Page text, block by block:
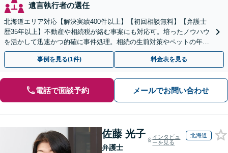
遺言執行者の選任
北海道エリア対応【解決実績400件以上】【初回相談無料】【弁護士
歴35年以上】不動産や相続税が絡む事案にも対応可。培ったノウハウ
を活かして迅速かつ的確に事件処理。相続の生前対策やペットの年金
システムもお任せ【完全個室】【自衛隊前駅8分】
事例を見る(1件) 料金表を見る
電話で面談予約 メールでお問い合わせ
佐藤 光子
弁護士
インタビュ
ーを見る
北海道